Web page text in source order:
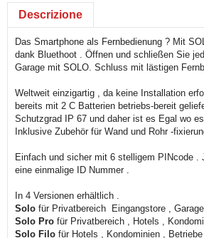
Descrizione
Das Smartphone als Fernbedienung ? Mit
dank Bluethoot . Öffnen und schließen Sie
Garage mit SOLO. Schluss mit lästigen
Weltweit einzigartig , da keine Installation
bereits mit 2 C Batterien betriebs-bereit
Schutzgrad IP 67 und daher ist es Egal wo
Inklusive Zubehör für Wand und Rohr -
Einfach und sicher mit 6 stelligem PINcode .
eine einmalige ID Nummer .
In 4 Versionen erhältlich .
Solo für Privatbereich Eingangstore ,
Solo Pro für Privatbereich , Hotels ,
Solo Filo für Hotels , Kondominien ,